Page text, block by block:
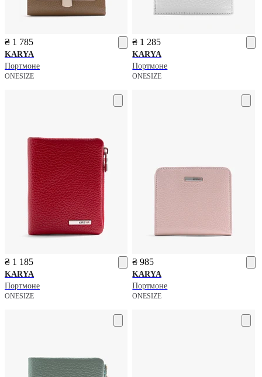
₴ 1 785
KARYA
Портмоне
ONESIZE
₴ 1 285
KARYA
Портмоне
ONESIZE
₴ 1 185
KARYA
Портмоне
ONESIZE
₴ 985
KARYA
Портмоне
ONESIZE